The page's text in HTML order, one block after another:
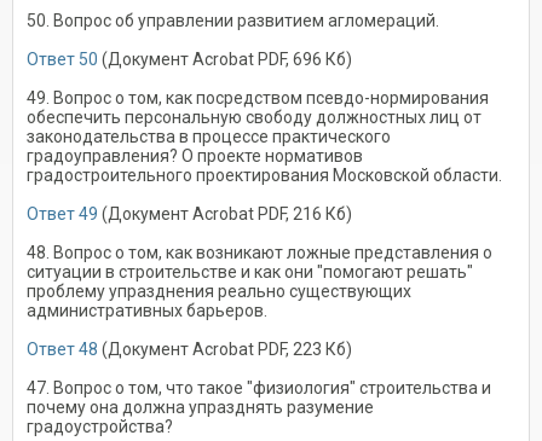
50. Вопрос об управлении развитием агломераций.
Ответ 50 (Документ Acrobat PDF, 696 Кб)
49. Вопрос о том, как посредством псевдо-нормирования
обеспечить персональную свободу должностных лиц от
законодательства в процессе практического
градоуправления? О проекте нормативов
градостроительного проектирования Московской области.
Ответ 49 (Документ Acrobat PDF, 216 Кб)
48. Вопрос о том, как возникают ложные представления о
ситуации в строительстве и как они "помогают решать"
проблему упразднения реально существующих
административных барьеров.
Ответ 48 (Документ Acrobat PDF, 223 Кб)
47. Вопрос о том, что такое "физиология" строительства и
почему она должна упразднять разумение
градоустройства?